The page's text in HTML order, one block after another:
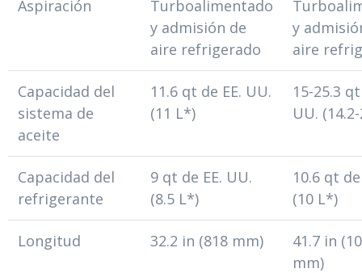
Aspiración
Turboalimentado
y admisión de
aire refrigerado
y
aire
Capacidad del
sistema de
aceite
11.6 qt de EE. UU.
(11 L*)
15-25.3
UU.
Capacidad del
refrigerante
9 qt de EE. UU.
(8.5 L*)
10.6 qt
(10 L*)
Longitud 32.2 in (818 mm)
41.7 in
mm)